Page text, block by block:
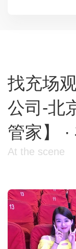
找充场
公司-北
管家】
At the scene